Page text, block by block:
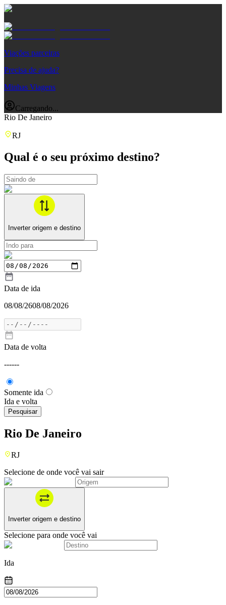
Viações parceiras
Precisa de ajuda?
Minhas Viagens
Carregando...
Rio De Janeiro
RJ
Qual é o seu próximo destino?
Inverter origem e destino
Data de ida
08/08/2608/08/2026
Data de volta
------
Somente ida
Ida e volta
Pesquisar
Rio De Janeiro
RJ
Selecione de onde você vai sair
Inverter origem e destino
Selecione para onde você vai
Ida